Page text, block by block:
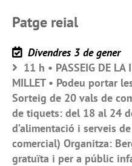
Patge reial
Divendres 3 de gener
11 h • PASSEIG DE LA
MILLET • Podeu portar
Sorteig de 20 vals de
de tiquets: del 18 al 24
d’alimentació i serveis
comercial) Organitza:
gratuïta i per a públic